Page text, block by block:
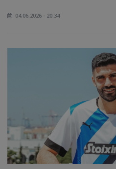
04.06.2026 - 20:34